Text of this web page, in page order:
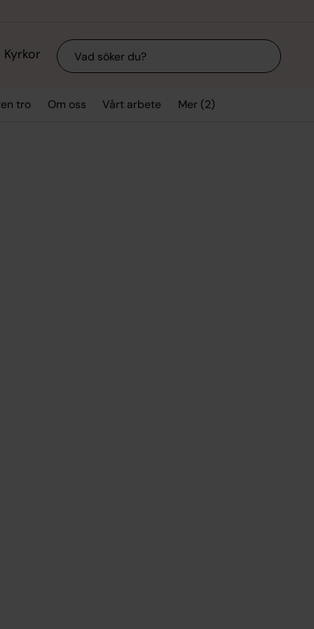
Kyrkor Sök
tro Om oss Vårt arbete Mer (2)